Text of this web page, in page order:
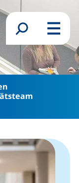
Inhalt
Suchformular
Menü